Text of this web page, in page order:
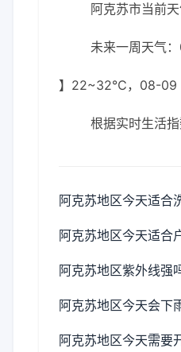
阿克苏市当前
未来一周天气
】22~32℃，08-09
根据实时生活
阿克苏地区今天适合
阿克苏地区今天适合
阿克苏地区紫外线强
阿克苏地区今天会下
阿克苏地区今天需要